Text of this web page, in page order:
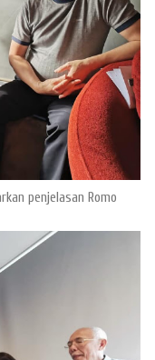
penjelasan Romo